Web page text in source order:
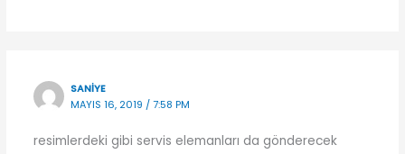
SANIYE
MAYIS 16, 2019 / 7:58 PM
resimlerdeki gibi servis elemanları da gönderecek